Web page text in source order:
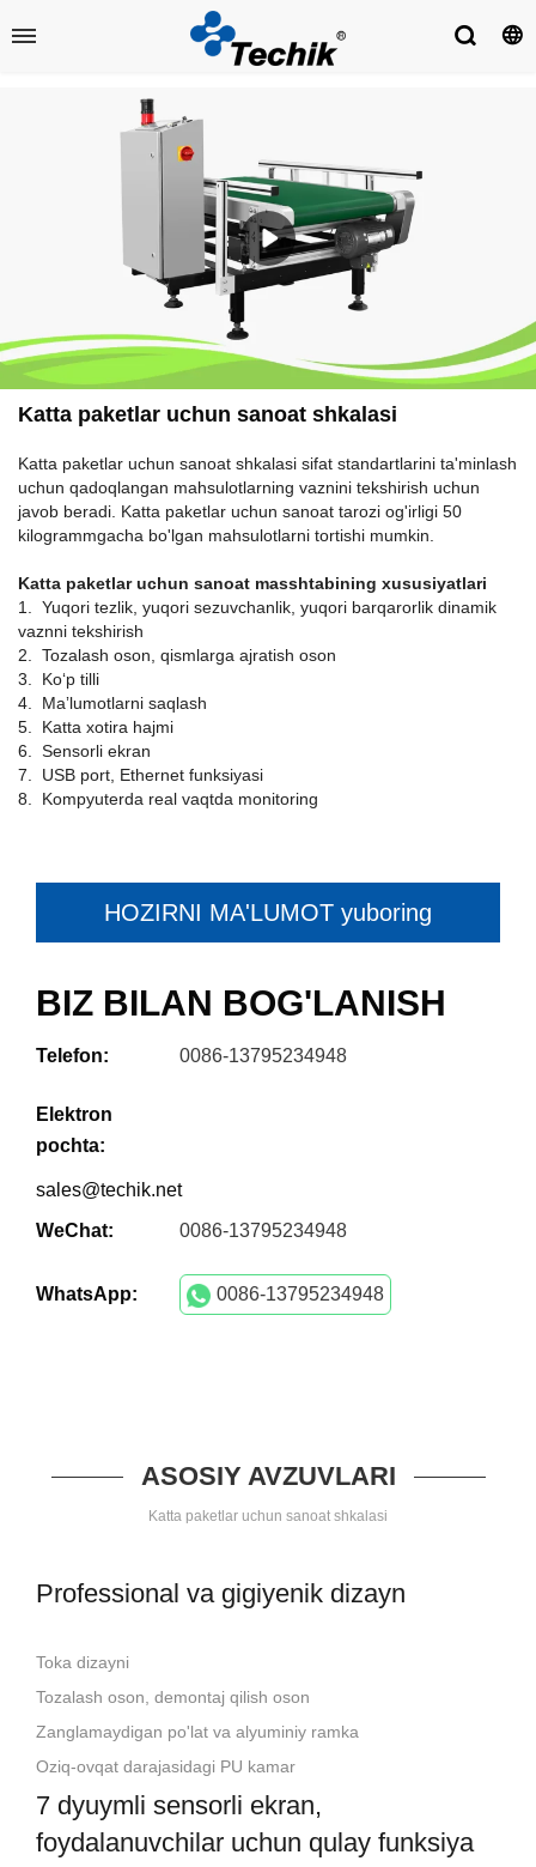
Katta paketlar uchun sanoat shkalasi
Katta paketlar uchun sanoat shkalasi sifat standartlarini ta'minlash
uchun qadoqlangan mahsulotlarning vaznini tekshirish uchun
javob beradi. Katta paketlar uchun sanoat tarozi og'irligi 50
kilogrammgacha bo'lgan mahsulotlarni tortishi mumkin.
Katta paketlar uchun sanoat masshtabining xususiyatlari
1. Yuqori tezlik, yuqori sezuvchanlik, yuqori barqarorlik dinamik
vaznni tekshirish
2. Tozalash oson, qismlarga ajratish oson
3. Ko‘p tilli
4. Maʼlumotlarni saqlash
5. Katta xotira hajmi
6. Sensorli ekran
7. USB port, Ethernet funksiyasi
8. Kompyuterda real vaqtda monitoring
HOZIRNI MA'LUMOT yuboring
BIZ BILAN BOG'LANISH
Telefon: 0086-13795234948
Elektron
pochta:
sales@techik.net
WeChat:
0086-13795234948
WhatsApp: 0086-13795234948
ASOSIY AVZUVLARI
Katta paketlar uchun sanoat shkalasi
Professional va gigiyenik dizayn
Toka dizayni
Tozalash oson, demontaj qilish oson
Zanglamaydigan po'lat va alyuminiy ramka
Oziq-ovqat darajasidagi PU kamar
7 dyuymli sensorli ekran,
foydalanuvchilar uchun qulay funksiya